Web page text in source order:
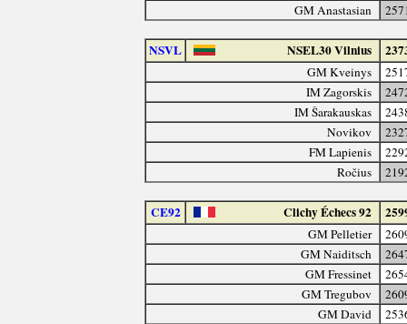
GM Anastasian
NSVL NSEL30 Vilnius
GM Kveinys
IM Zagorskis
IM Šarakauskas
Novikov
FM Lapienis
Ročius
CE92 Clichy Échecs 92
GM Pelletier
GM Naiditsch
GM Fressinet
GM Tregubov
GM David